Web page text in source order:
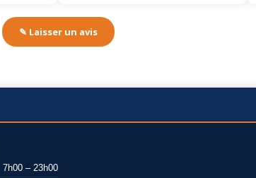
✎ Laisser un avis
7h00 – 23h00